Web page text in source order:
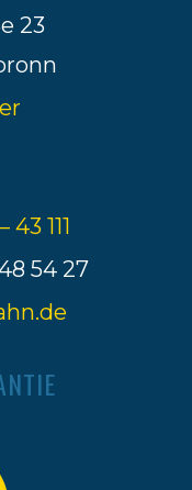
23
43 111
54 27